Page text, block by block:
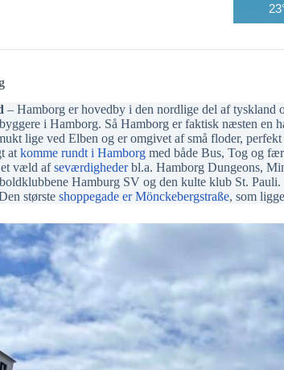
– Hamborg er hovedby i den nordlige del af tyskland
i Hamborg. Så Hamborg er faktisk næsten en
lige ved Elben og er omgivet af små floder,
at komme rundt i Hamborg med både Bus, Tog og
væld afseværdighederbl.a. Hamborg Dungeons,
Hamburg SV og den kulte klub St. Pauli.
største shoppegade er Mönckebergstraße, som